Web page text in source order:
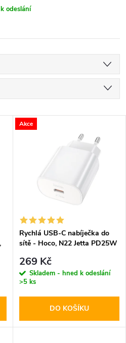
odeslání
Akce
Rychlá USB-C nabíječka do
sítě - Hoco, N22 Jetta PD25W
269 Kč
Skladem - hned k odeslání
>5 ks
DO KOŠÍKU